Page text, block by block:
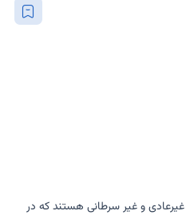
و غیر سرطانی هستند که در